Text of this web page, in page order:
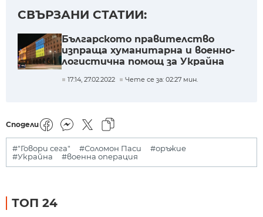
СВЪРЗАНИ СТАТИИ:
Българското правителство
изпраща хуманитарна и военно-
логистична помощ за Украйна
17:14, 27.02.2022 Чете се за: 02:27 мин.
Сподели
#"Говори сега" #Соломон Паси
#оръжие
#Украйна
#военна операция
ТОП 24